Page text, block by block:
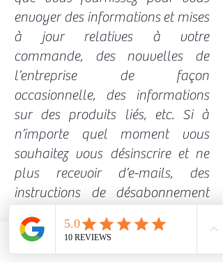
envoyer des informations et mises
à jour relatives à votre
commande, des nouvelles de
l’entreprise de façon
occasionnelle, des informations
sur des produits liés, etc. Si à
n’importe quel moment vous
souhaitez vous désinscrire et ne
plus recevoir d’e-mails, des
instructions de désabonnement
chaque e-mail.
7. Consentement